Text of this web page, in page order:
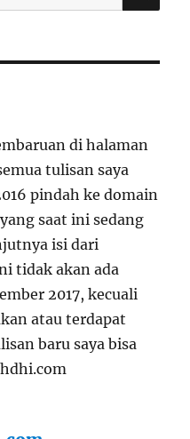
di halaman
tulisan saya
pindah ke domain
saat ini sedang
isi dari
tidak akan ada
2017, kecuali
atau terdapat
baru saya bisa